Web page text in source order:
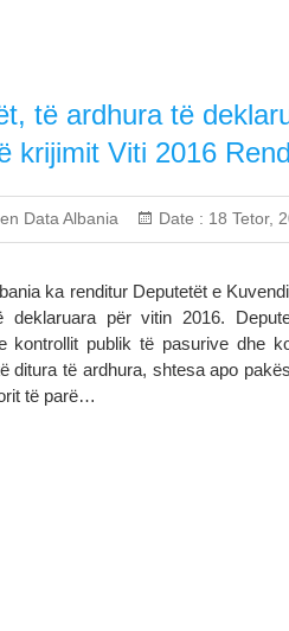
të ardhura të
krijimit Viti 2016
Data Albania Date : 18 Tetor,
ka renditur Deputetët e
deklaruara për vitin 2016.
kontrollit publik të pasurive dhe
ditura të ardhura, shtesa apo
të parë…